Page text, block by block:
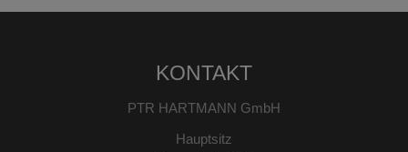
KONTAKT
PTR HARTMANN GmbH
Hauptsitz